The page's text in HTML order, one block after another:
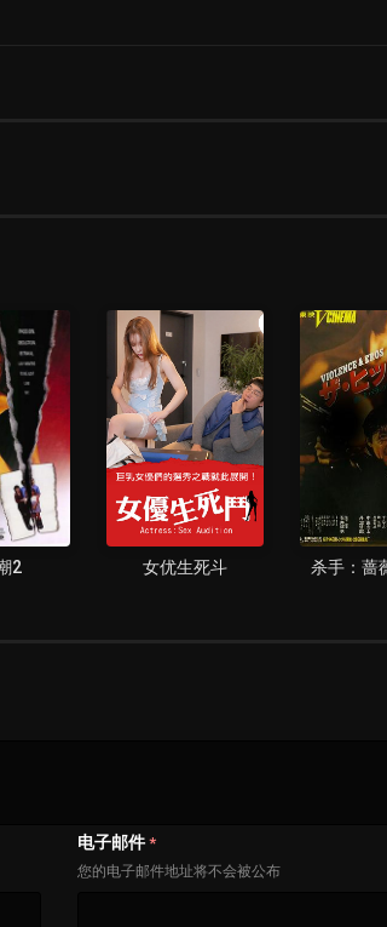
2 女优生死斗 杀手：蔷
电子邮件 *
您的电子邮件地址将不会被公布